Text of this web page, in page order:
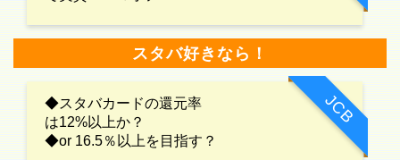
スタバ好きなら！
JCB
◆スタバカードの還元率
は12%以上か？
◆or 16.5％以上を目指す？